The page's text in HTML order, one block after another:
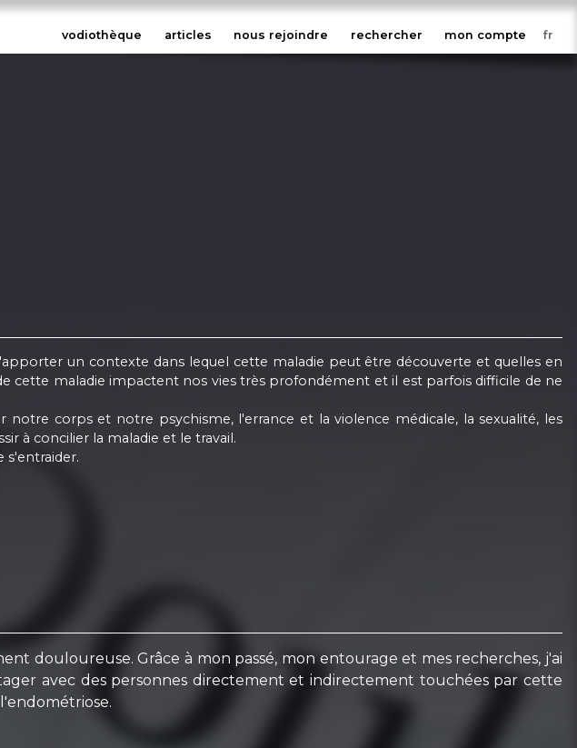
vodiothèque articles nous rejoindre rechercher mon compte
un contexte dans lequel cette maladie peut être découverte et quelles en
cette maladie impactent nos vies très profondément et il est parfois difficile de ne
corps et notre psychisme, l'errance et la violence médicale, la sexualité, les
à concilier la maladie et le travail.
s'entraider.
douloureuse. Grâce à mon passé, mon entourage et mes recherches, j'ai
avec des personnes directement et indirectement touchées par cette